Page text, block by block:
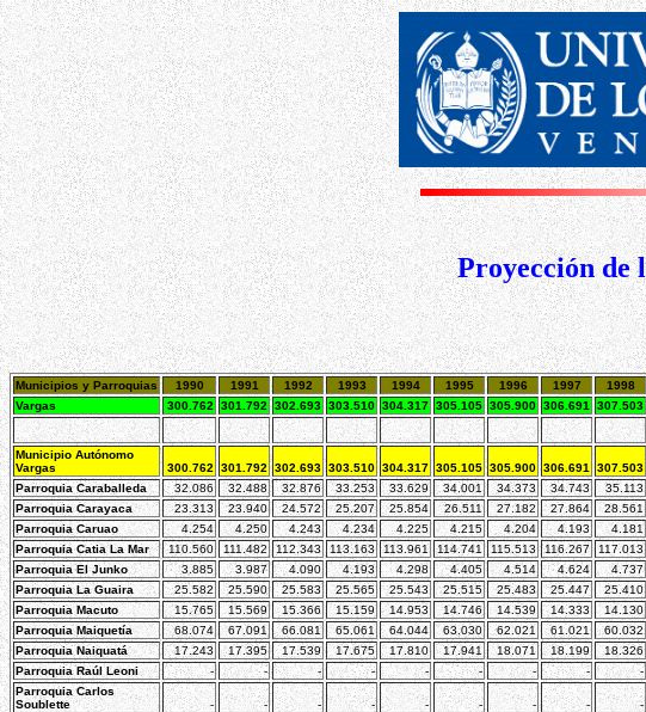
Proyección de
Municipios y Parroquias 1990 1991 1992 1993 1994 1995 1996 1997 1998
Vargas
300.762 301.792 302.693 303.510 304.317 305.105 305.900 306.691 307.503
Municipio Autónomo
Vargas
300.762 301.792 302.693 303.510 304.317 305.105 305.900 306.691 307.503
Parroquia Caraballeda
32.086 32.488 32.876 33.253 33.629 34.001 34.373 34.743 35.113
Parroquia Carayaca
23.313 23.940 24.572 25.207 25.854 26.511 27.182 27.864 28.561
Parroquia Caruao
4.254 4.250 4.243 4.234 4.225 4.215 4.204 4.193 4.181
Parroquia Catia La Mar
110.560 111.482 112.343 113.163 113.961 114.741 115.513 116.267 117.013
Parroquia El Junko
3.885 3.987 4.090 4.193 4.298 4.405 4.514 4.624 4.737
Parroquia La Guaira
25.582 25.590 25.583 25.565 25.543 25.515 25.483 25.447 25.410
Parroquia Macuto
15.765 15.569 15.366 15.159 14.953 14.746 14.539 14.333 14.130
Parroquia Maiquetía
68.074 67.091 66.081 65.061 64.044 63.030 62.021 61.021 60.032
Parroquia Naiquatá
17.243 17.395 17.539 17.675 17.810 17.941 18.071 18.199 18.326
Parroquia Raúl Leoni
- - - - - - - - -
Parroquia Carlos
Soublette
- - - - - - - - -